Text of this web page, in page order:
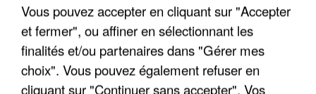
Vous pouvez accepter en cliquant sur "Accepter
et fermer", ou affiner en sélectionnant les
finalités et/ou partenaires dans "Gérer mes
choix". Vous pouvez également refuser en
cliquant sur "Continuer sans accepter". Vos